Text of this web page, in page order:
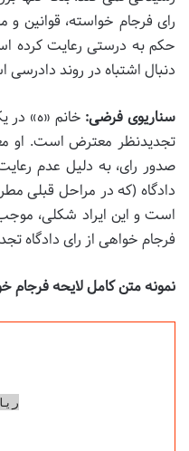
رای فرجام خواسته، قوانین و
حکم به درستی رعایت کرده
دنبال اشتباه در روند
سناریوی فرضی: خانم «ه» در
تجدیدنظر معترض است. او
صدور رای، به دلیل عدم
دادگاه (که در مراحل قبلی
است و این ایراد شکلی،
فرجام خواهی از رای دادگاه
نمونه متن کامل لایحه فرجام